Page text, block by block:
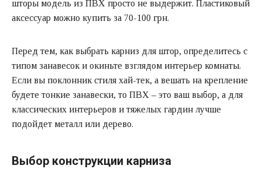
шторы модель из ПВХ просто не выдержит. Пластиковый
аксессуар можно купить за 70-100 грн.
Перед тем, как выбрать карниз для штор, определитесь с
типом занавесок и окиньте взглядом интерьер комнаты.
Если вы поклонник стиля хай-тек, а вешать на крепление
будете тонкие занавески, то ПВХ – это ваш выбор, а для
классических интерьеров и тяжелых гардин лучше
подойдет металл или дерево.
Выбор конструкции карниза